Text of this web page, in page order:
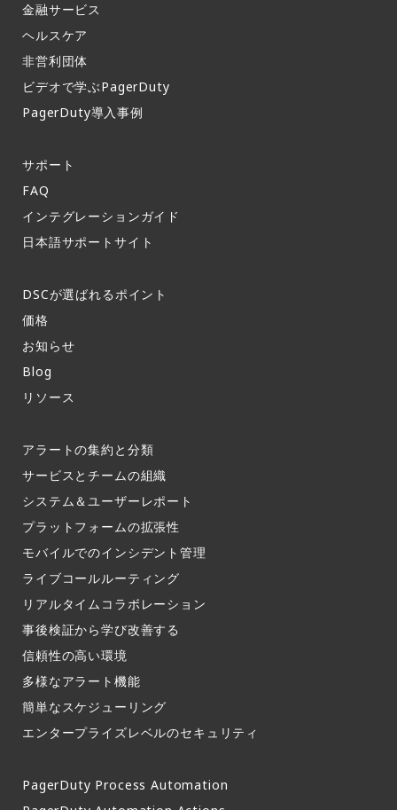
金融サービス
ヘルスケア
非営利団体
ビデオで学ぶPagerDuty
PagerDuty導入事例​
サポート​
FAQ​
インテグレーションガイド​
日本語サポートサイト​
DSCが選ばれるポイント
価格
お知らせ​
Blog
リソース
アラートの集約と分類​
サービスとチームの組織​
システム＆ユーザーレポート​
プラットフォームの拡張性
モバイルでのインシデント管理​
ライブコールルーティング​
リアルタイムコラボレーション​
事後検証から学び改善する
信頼性の高い環境​
多様なアラート機能​
簡単なスケジューリング​
エンタープライズレベルのセキュリティ
PagerDuty Process Automation